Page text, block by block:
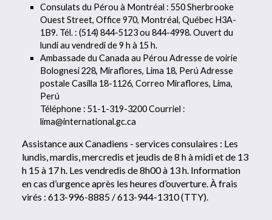
Consulats du Pérou à Montréal : 550 Sherbrooke
Ouest Street, Office 970, Montréal, Québec H3A-
1B9. Tél. : (514) 844-5123 ou 844-4998. Ouvert du
lundi au vendredi de 9 h à 15 h.
Ambassade du Canada au Pérou Adresse de voirie
Bolognesi 228, Miraflores, Lima 18, Perú Adresse
postale Casilla 18-1126, Correo Miraflores, Lima,
Perú
Téléphone : 51-1-319-3200 Courriel :
lima@international.gc.ca
Assistance aux Canadiens - services consulaires : Les
lundis, mardis, mercredis et jeudis de 8 h à midi et de 13
h 15 à 17 h. Les vendredis de 8h00 à 13 h. Information
en cas d’urgence après les heures d’ouverture. À frais
virés : 613-996-8885 / 613-944-1310 (TTY).